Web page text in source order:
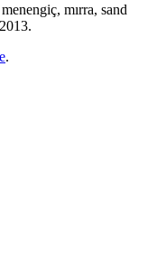
mırra, sand
.